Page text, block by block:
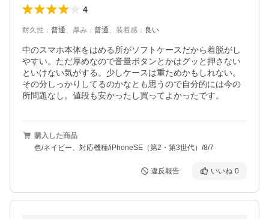
4
耐久性 ： 普通、 厚み ： 普通、 装着感 ： 良い
中のスマホ本体をはめる所がソフトケースだから着脱がし
やすい。ただ厚めなので音量ボタンとかはグッと押さない
といけない気がする。少しケースは重ためかもしれない。
その分しっかりしてるのかなとも思うので自分的には今の
所問題なし。値段も安かったし買ってよかったです。
購入した商品
色/ネイビー、対応機種/iPhoneSE（第2・第3世代）/8/7
違反報告 いいね 0